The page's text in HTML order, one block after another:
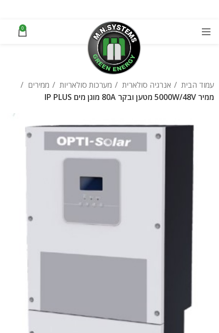
0
עמוד הבית אנרגיה סולארית מערכות סולאריות
ממירים
ממיר 5000W/48V מטען ובקר 80A מוגן מים IP PLUS